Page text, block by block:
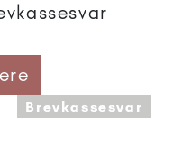
til 18+
Brevkassesvar